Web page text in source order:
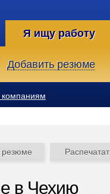
Я ищу работу
Добавить резюме
резюме
в Чехию